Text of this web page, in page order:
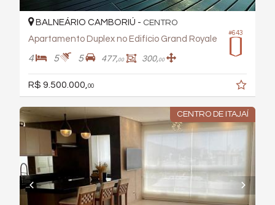
#643
BALNEÁRIO CAMBORIÚ - CENTRO
Apartamento Duplex no Edifício Grand Royale
4 5 5 477,00 300,00
R$ 9.500.000, 00
CENTRO DE ITAJAÍ